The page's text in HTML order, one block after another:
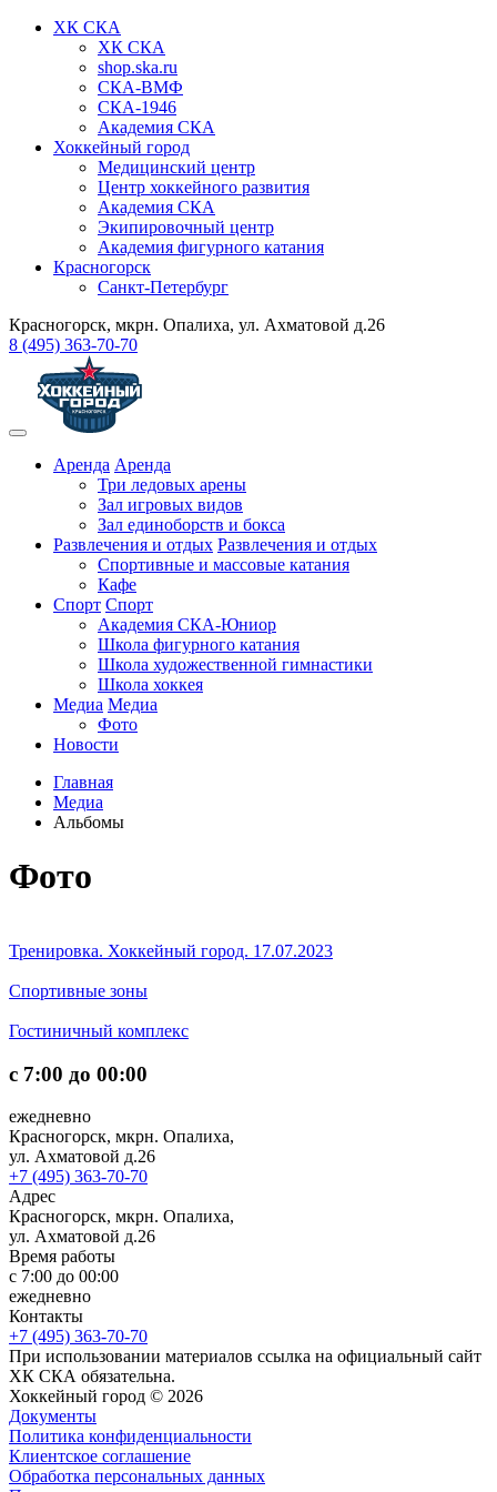
ХК СКА
ХК СКА
shop.ska.ru
СКА-ВМФ
СКА-1946
Академия СКА
Хоккейный город
Медицинский центр
Центр хоккейного развития
Академия СКА
Экипировочный центр
Академия фигурного катания
Красногорск
Санкт-Петербург
Красногорск, мкрн. Опалиха, ул. Ахматовой д.26
8 (495) 363-70-70
Аренда Аренда
Три ледовых арены
Зал игровых видов
Зал единоборств и бокса
Развлечения и отдых Развлечения и отдых
Спортивные и массовые катания
Кафе
Спорт Спорт
Академия СКА-Юниор
Школа фигурного катания
Школа художественной гимнастики
Школа хоккея
Медиа Медиа
Фото
Новости
Главная
Медиа
Альбомы
Фото
Тренировка. Хоккейный город. 17.07.2023
Спортивные зоны
Гостиничный комплекс
с 7:00 до 00:00
ежедневно
Красногорск, мкрн. Опалиха,
ул. Ахматовой д.26
+7 (495) 363-70-70
Адрес
Красногорск, мкрн. Опалиха,
ул. Ахматовой д.26
Время работы
с 7:00 до 00:00
ежедневно
Контакты
+7 (495) 363-70-70
При использовании материалов ссылка на официальный сайт
ХК СКА обязательна.
Хоккейный город © 2026
Документы
Политика конфиденциальности
Клиентское соглашение
Обработка персональных данных